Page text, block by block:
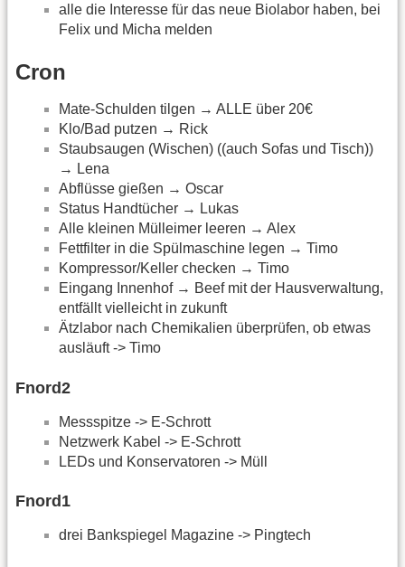
alle die Interesse für das neue Biolabor haben, bei
Felix und Micha melden
Cron
Mate-Schulden tilgen → ALLE über 20€
Klo/Bad putzen → Rick
Staubsaugen (Wischen) ((auch Sofas und Tisch))
→ Lena
Abflüsse gießen → Oscar
Status Handtücher → Lukas
Alle kleinen Mülleimer leeren → Alex
Fettfilter in die Spülmaschine legen → Timo
Kompressor/Keller checken → Timo
Eingang Innenhof → Beef mit der Hausverwaltung,
entfällt vielleicht in zukunft
Ätzlabor nach Chemikalien überprüfen, ob etwas
ausläuft -> Timo
Fnord2
Messspitze -> E-Schrott
Netzwerk Kabel -> E-Schrott
LEDs und Konservatoren -> Müll
Fnord1
drei Bankspiegel Magazine -> Pingtech